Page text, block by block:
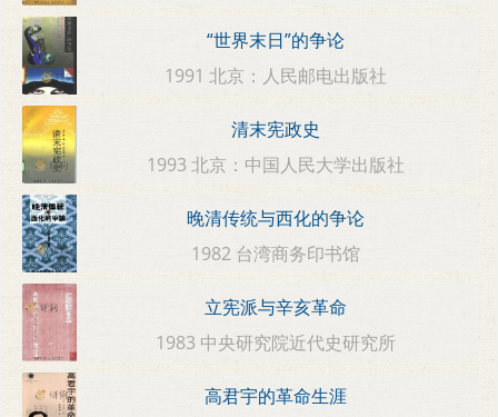
“世界末日”的争论
1991 北京：人民邮电出版社
清末宪政史
1993 北京：中国人民大学出版社
晚清传统与西化的争论
1982 台湾商务印书馆
立宪派与辛亥革命
1983 中央研究院近代史研究所
高君宇的革命生涯